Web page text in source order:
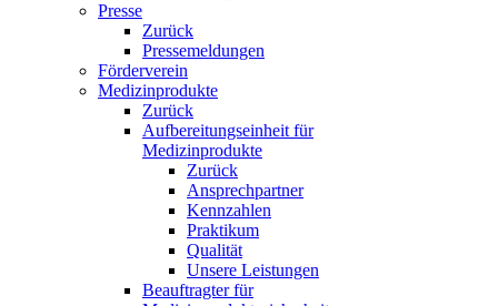
Presse
Zurück
Pressemeldungen
Förderverein
Medizinprodukte
Zurück
Aufbereitungseinheit für
Medizinprodukte
Zurück
Ansprechpartner
Kennzahlen
Praktikum
Qualität
Unsere Leistungen
Beauftragter für